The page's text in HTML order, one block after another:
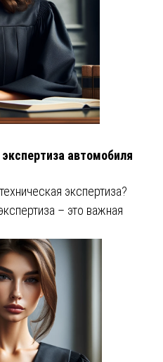
автомобиля
экспертиза?
– это важная